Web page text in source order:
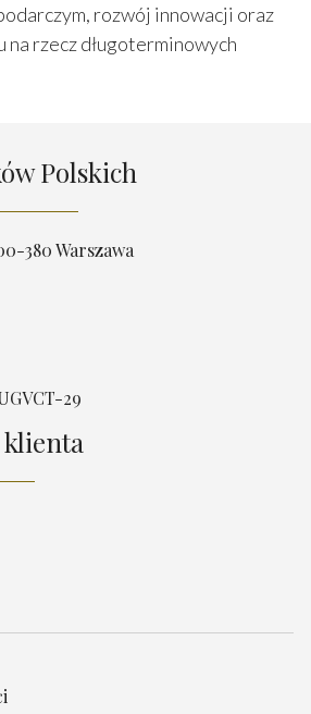
rozwój innowacji oraz
na rzecz długoterminowych
Polskich
380 Warszawa
29
klienta